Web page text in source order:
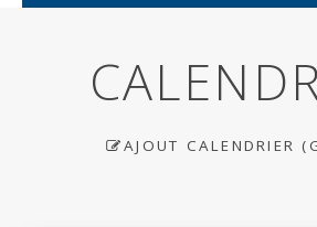
AJOUT CALENDRIER